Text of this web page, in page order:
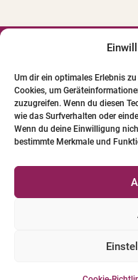
Um dir ein optimales Erlebnis
Cookies, um
zuzugreifen. Wenn du diesen
wie das Surfverhalten oder
Wenn du deine Einwilligung
bestimmte Merkmale und
© 2024
Versicherungen